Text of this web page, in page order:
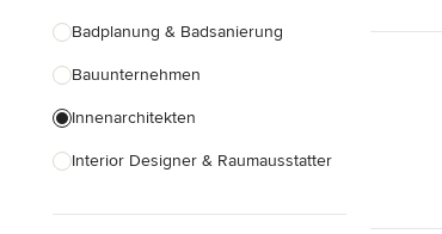
Badplanung & Badsanierung
Bauunternehmen
Innenarchitekten
Interior Designer & Raumausstatter